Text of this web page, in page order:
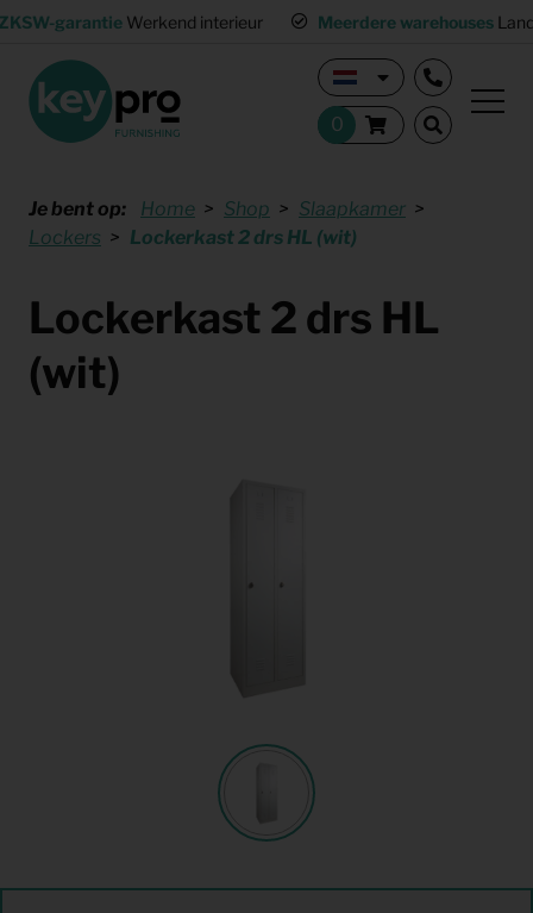
garantie Werkend interieur Meerdere warehouses
Je bent op: Home Shop
Slaapkamer
Lockers
Lockerkast 2 drs HL (wit)
Lockerkast 2 drs HL
(wit)